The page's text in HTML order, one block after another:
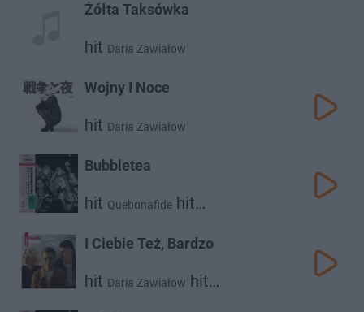
Żółta Taksówka
hit Daria Zawiałow
Wojny I Noce
hit Daria Zawiałow
Bubbletea
hit Quebonafide hit
I Ciebie Też, Bardzo
hit Daria Zawiałow hit